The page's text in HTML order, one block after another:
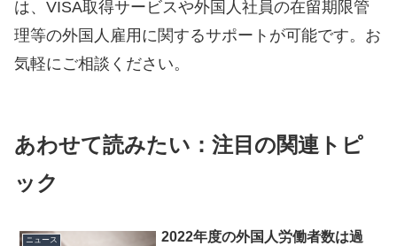
は、VISA取得サービスや外国人社員の在留期限管
理等の外国人雇用に関するサポートが可能です。お
気軽にご相談ください。
あわせて読みたい：注目の関連トピ
ック
ニュース
2022年度の外国人労働者数は過